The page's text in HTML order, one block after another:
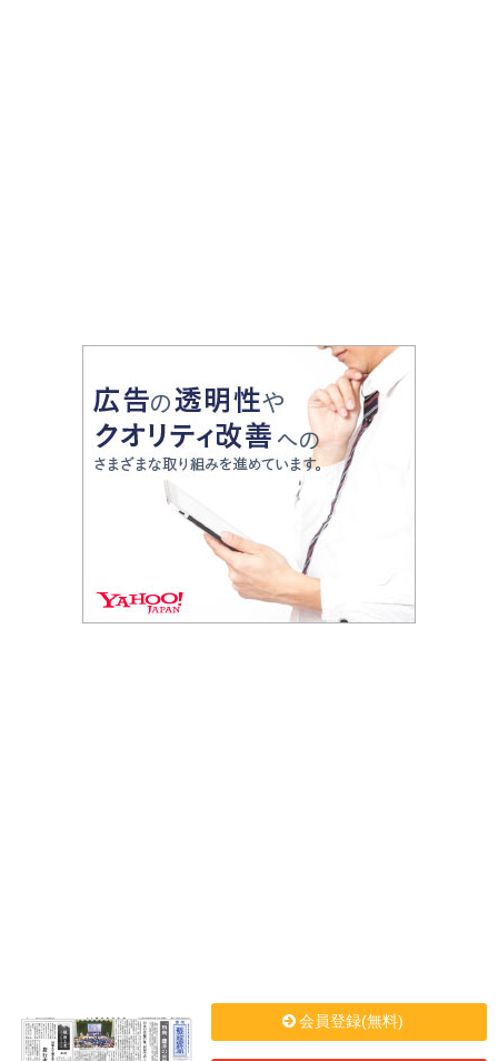
会員登録(無料)